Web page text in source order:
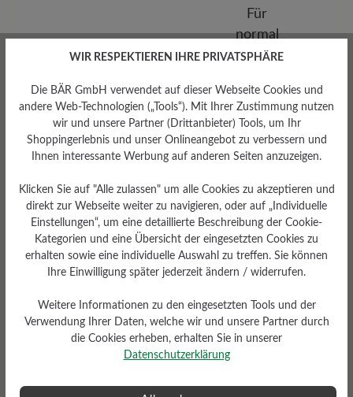
Passform
Comfort - Weite Passform
(H) - Für normale bis kräftige
Bewertungen lesen
0 von 0 Bewertungen
WIR RESPEKTIEREN IHRE PRIVATSPHÄRE
Die BÄR GmbH verwendet auf dieser Webseite Cookies und
andere Web-Technologien („Tools“). Mit Ihrer Zustimmung nutzen
wir und unsere Partner (Drittanbieter) Tools, um Ihr
Shoppingerlebnis und unser Onlineangebot zu verbessern und
Ihnen interessante Werbung auf anderen Seiten anzuzeigen.
Klicken Sie auf "Alle zulassen" um alle Cookies zu akzeptieren und
direkt zur Webseite weiter zu navigieren, oder auf „Individuelle
Einstellungen“, um eine detaillierte Beschreibung der Cookie-
Kategorien und eine Übersicht der eingesetzten Cookies zu
erhalten sowie eine individuelle Auswahl zu treffen. Sie können
Ihre Einwilligung später jederzeit ändern / widerrufen.
Weitere Informationen zu den eingesetzten Tools und der
Verwendung Ihrer Daten, welche wir und unsere Partner durch
die Cookies erheben, erhalten Sie in unserer
Datenschutzerklärung